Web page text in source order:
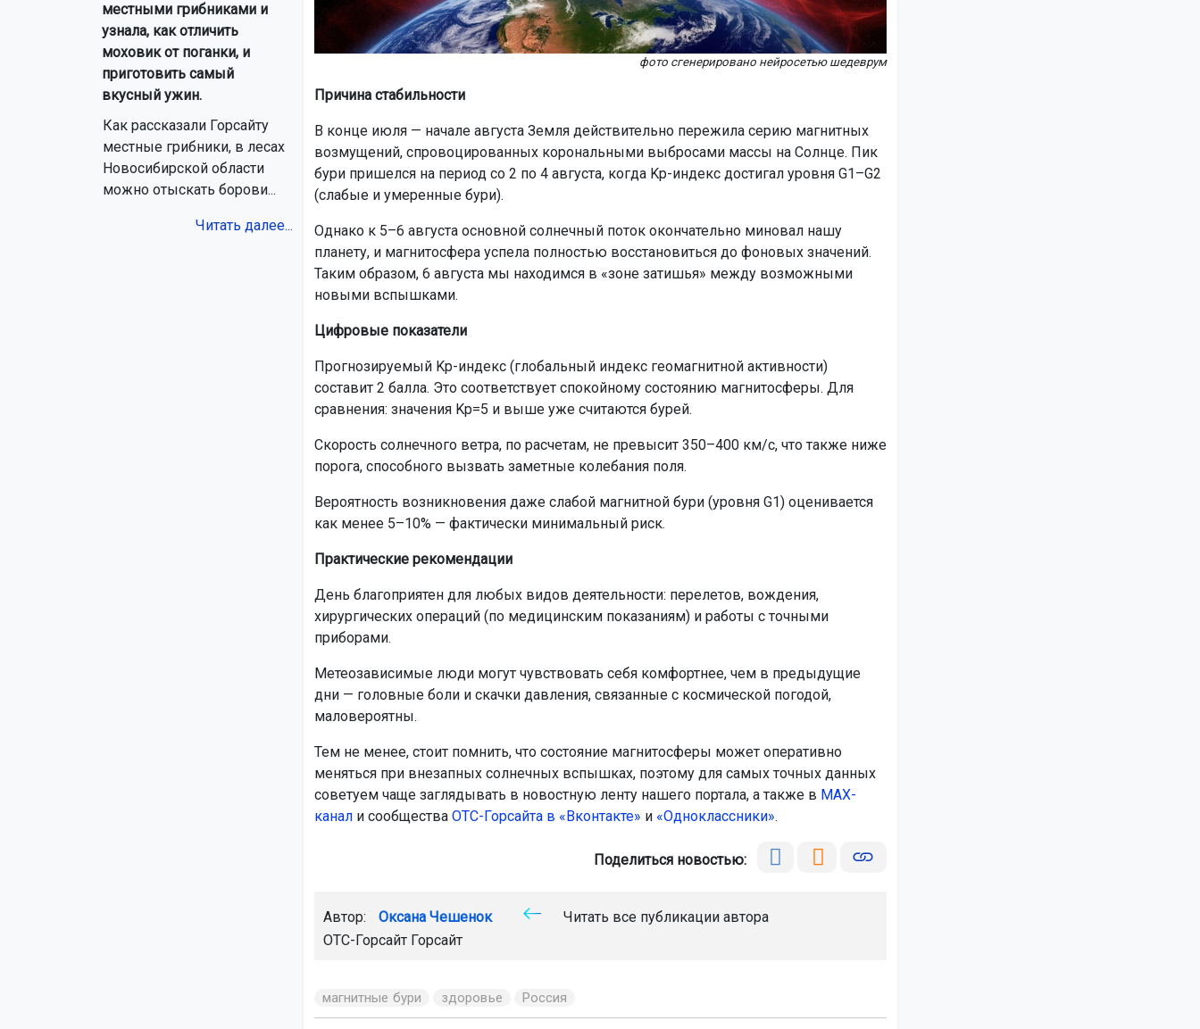
местными грибниками и
узнала, как отличить
моховик от поганки, и
приготовить самый
вкусный ужин.
Как рассказали Горсайту
местные грибники, в лесах
Новосибирской области
можно отыскать борови...
Читать далее...
фото сгенерировано нейросетью шедеврум
Причина стабильности
В конце июля — начале августа Земля действительно пережила серию магнитных
возмущений, спровоцированных корональными выбросами массы на Солнце. Пик
бури пришелся на период со 2 по 4 августа, когда Kp-индекс достигал уровня G1–G2
(слабые и умеренные бури).
Однако к 5–6 августа основной солнечный поток окончательно миновал нашу
планету, и магнитосфера успела полностью восстановиться до фоновых значений.
Таким образом, 6 августа мы находимся в «зоне затишья» между возможными
новыми вспышками.
Цифровые показатели
Прогнозируемый Kp-индекс (глобальный индекс геомагнитной активности)
составит 2 балла. Это соответствует спокойному состоянию магнитосферы. Для
сравнения: значения Kp=5 и выше уже считаются бурей.
Скорость солнечного ветра, по расчетам, не превысит 350–400 км/с, что также ниже
порога, способного вызвать заметные колебания поля.
Вероятность возникновения даже слабой магнитной бури (уровня G1) оценивается
как менее 5–10% — фактически минимальный риск.
Практические рекомендации
День благоприятен для любых видов деятельности: перелетов, вождения,
хирургических операций (по медицинским показаниям) и работы с точными
приборами.
Метеозависимые люди могут чувствовать себя комфортнее, чем в предыдущие
дни — головные боли и скачки давления, связанные с космической погодой,
маловероятны.
Тем не менее, стоит помнить, что состояние магнитосферы может оперативно
меняться при внезапных солнечных вспышках, поэтому для самых точных данных
советуем чаще заглядывать в новостную ленту нашего портала, а также в МАХ-
канали сообщества ОТС-Горсайта в «Вконтакте» и «Одноклассники».
Поделиться новостью:
Автор: Оксана Чешенок
Читать все публикации автора
ОТС-Горсайт Горсайт
магнитные бури здоровье Россия